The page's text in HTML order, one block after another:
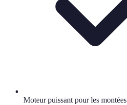
Moteur puissant pour les montées